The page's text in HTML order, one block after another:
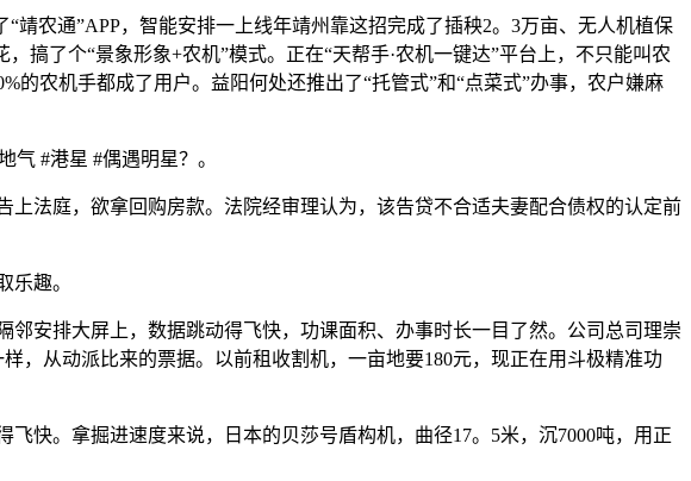
农通”APP，智能安排一上线年靖州靠这招完成了插秧2。3万亩、无人机植保
搞了个“景象形象+农机”模式。正在“天帮手·农机一键达”平台上，不只能叫农
农机手都成了用户。益阳何处还推出了“托管式”和“点菜式”办事，农户嫌麻
#港星 #偶遇明星？。
法庭，欲拿回购房款。法院经审理认为，该告贷不合适夫妻配合债权的认定前
趣。
安排大屏上，数据跳动得飞快，功课面积、办事时长一目了然。公司总司理崇
，从动派比来的票据。以前租收割机，一亩地要180元，现正在用斗极精准功
。拿掘进速度来说，日本的贝莎号盾构机，曲径17。5米，沉7000吨，用正